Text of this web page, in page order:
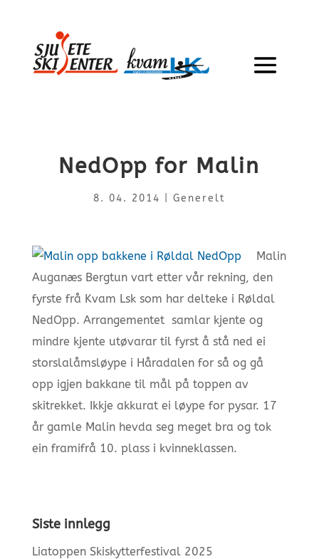
NedOpp for Malin
8. 04. 2014 Generelt
Malin
Auganæs Bergtun vart etter vår rekning, den
fyrste frå Kvam Lsk som har delteke i Røldal
NedOpp. Arrangementet samlar kjente og
mindre kjente utøvarar til fyrst å stå ned ei
storslalåmsløype i Håradalen for så og gå
opp igjen bakkane til mål på toppen av
skitrekket. Ikkje akkurat ei løype for pysar. 17
år gamle Malin hevda seg meget bra og tok
ein framifrå 10. plass i kvinneklassen.
Siste innlegg
Liatoppen Skiskytterfestival 2025